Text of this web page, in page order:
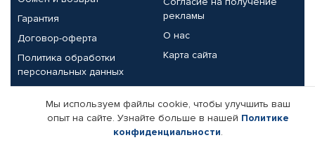
Гарантия
Договор-оферта
Политика обработки
персональных данных
рекламы
О нас
Карта сайта
Партнерам
Корпоративным клиентам
Реквизиты компании
Мы используем файлы cookie, чтобы улучшить ваш
опыт на сайте. Узнайте больше в нашей Политике
конфиденциальности.